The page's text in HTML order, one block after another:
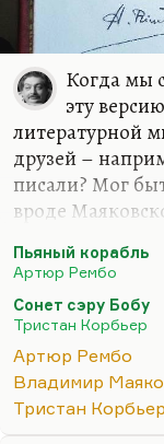
Когда мы
эту
литературной
друзей –
писали? Мог
вроде
парижской
его ждала
было дело, он
блистательный
гениальный
бы счастливо
колонизатора,
Пьяный корабль
Артюр Рембо
Сонет сэру Бобу
Тристан Корбьер
Артюр Рембо
Владимир
Тристан Корбьер